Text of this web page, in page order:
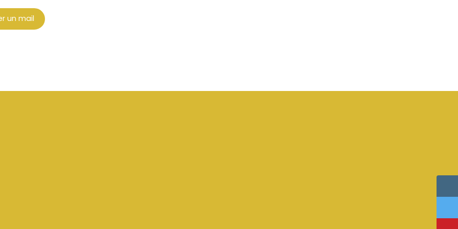
un mail